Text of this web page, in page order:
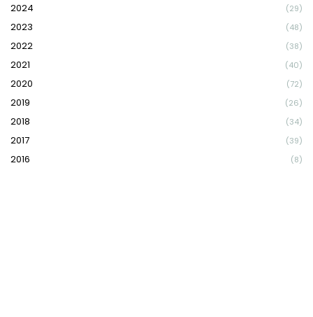
2024 (29)
2023 (48)
2022 (38)
2021 (40)
2020 (72)
2019 (26)
2018 (34)
2017 (39)
2016 (8)